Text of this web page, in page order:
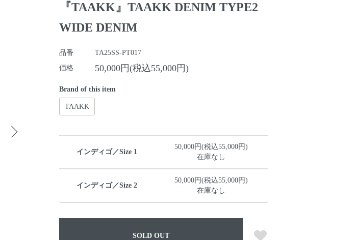
『TAAKK』TAAKK DENIM TYPE2
WIDE DENIM
品番
TA25SS-PT017
価格
50,000円(税込55,000円)
Brand of this item
TAAKK
インディゴ／Size 1
50,000円(税込55,000円)
在庫なし
インディゴ／Size 2
50,000円(税込55,000円)
在庫なし
SOLD OUT